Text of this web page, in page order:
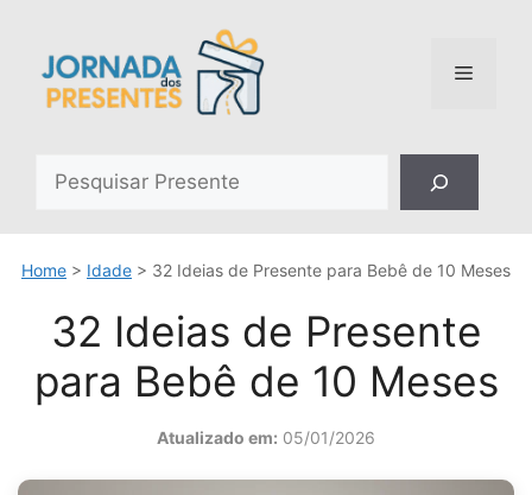
conteúdo
Menu
Home > Idade > 32 Ideias de Presente para Bebê de 10 Meses
32 Ideias de Presente
para Bebê de 10 Meses
Atualizado em: 05/01/2026